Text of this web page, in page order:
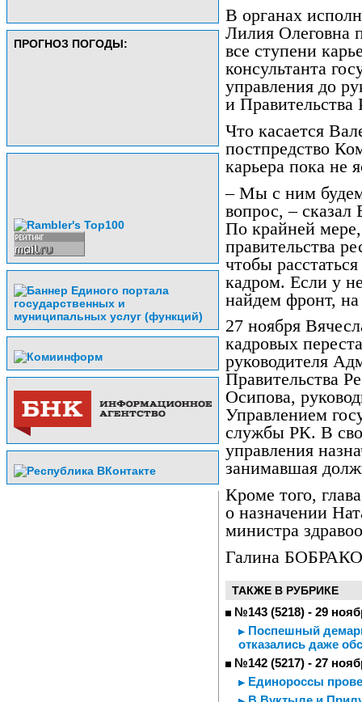
ПРОГНОЗ ПОГОДЫ:
В органах
Лилия Олеговна
все ступени
консультанта
управления до
и Правительства
Что касается
постпредство
карьера пока не
– Мы с ним будем
вопрос, – сказал
По крайней
правительства
чтобы
кадром. Если у
найдем фронт, на
27 ноября
кадровых
руководителя
Правительства
Осипова,
Управлением
службы РК. В
управления
занимавшая
Кроме того,
о назначении
министра
Галина
ТАКЖЕ В РУБРИКЕ
№143 (5218) - 29
Поспешный
отказались даже
№142 (5217) - 27
Единороссы